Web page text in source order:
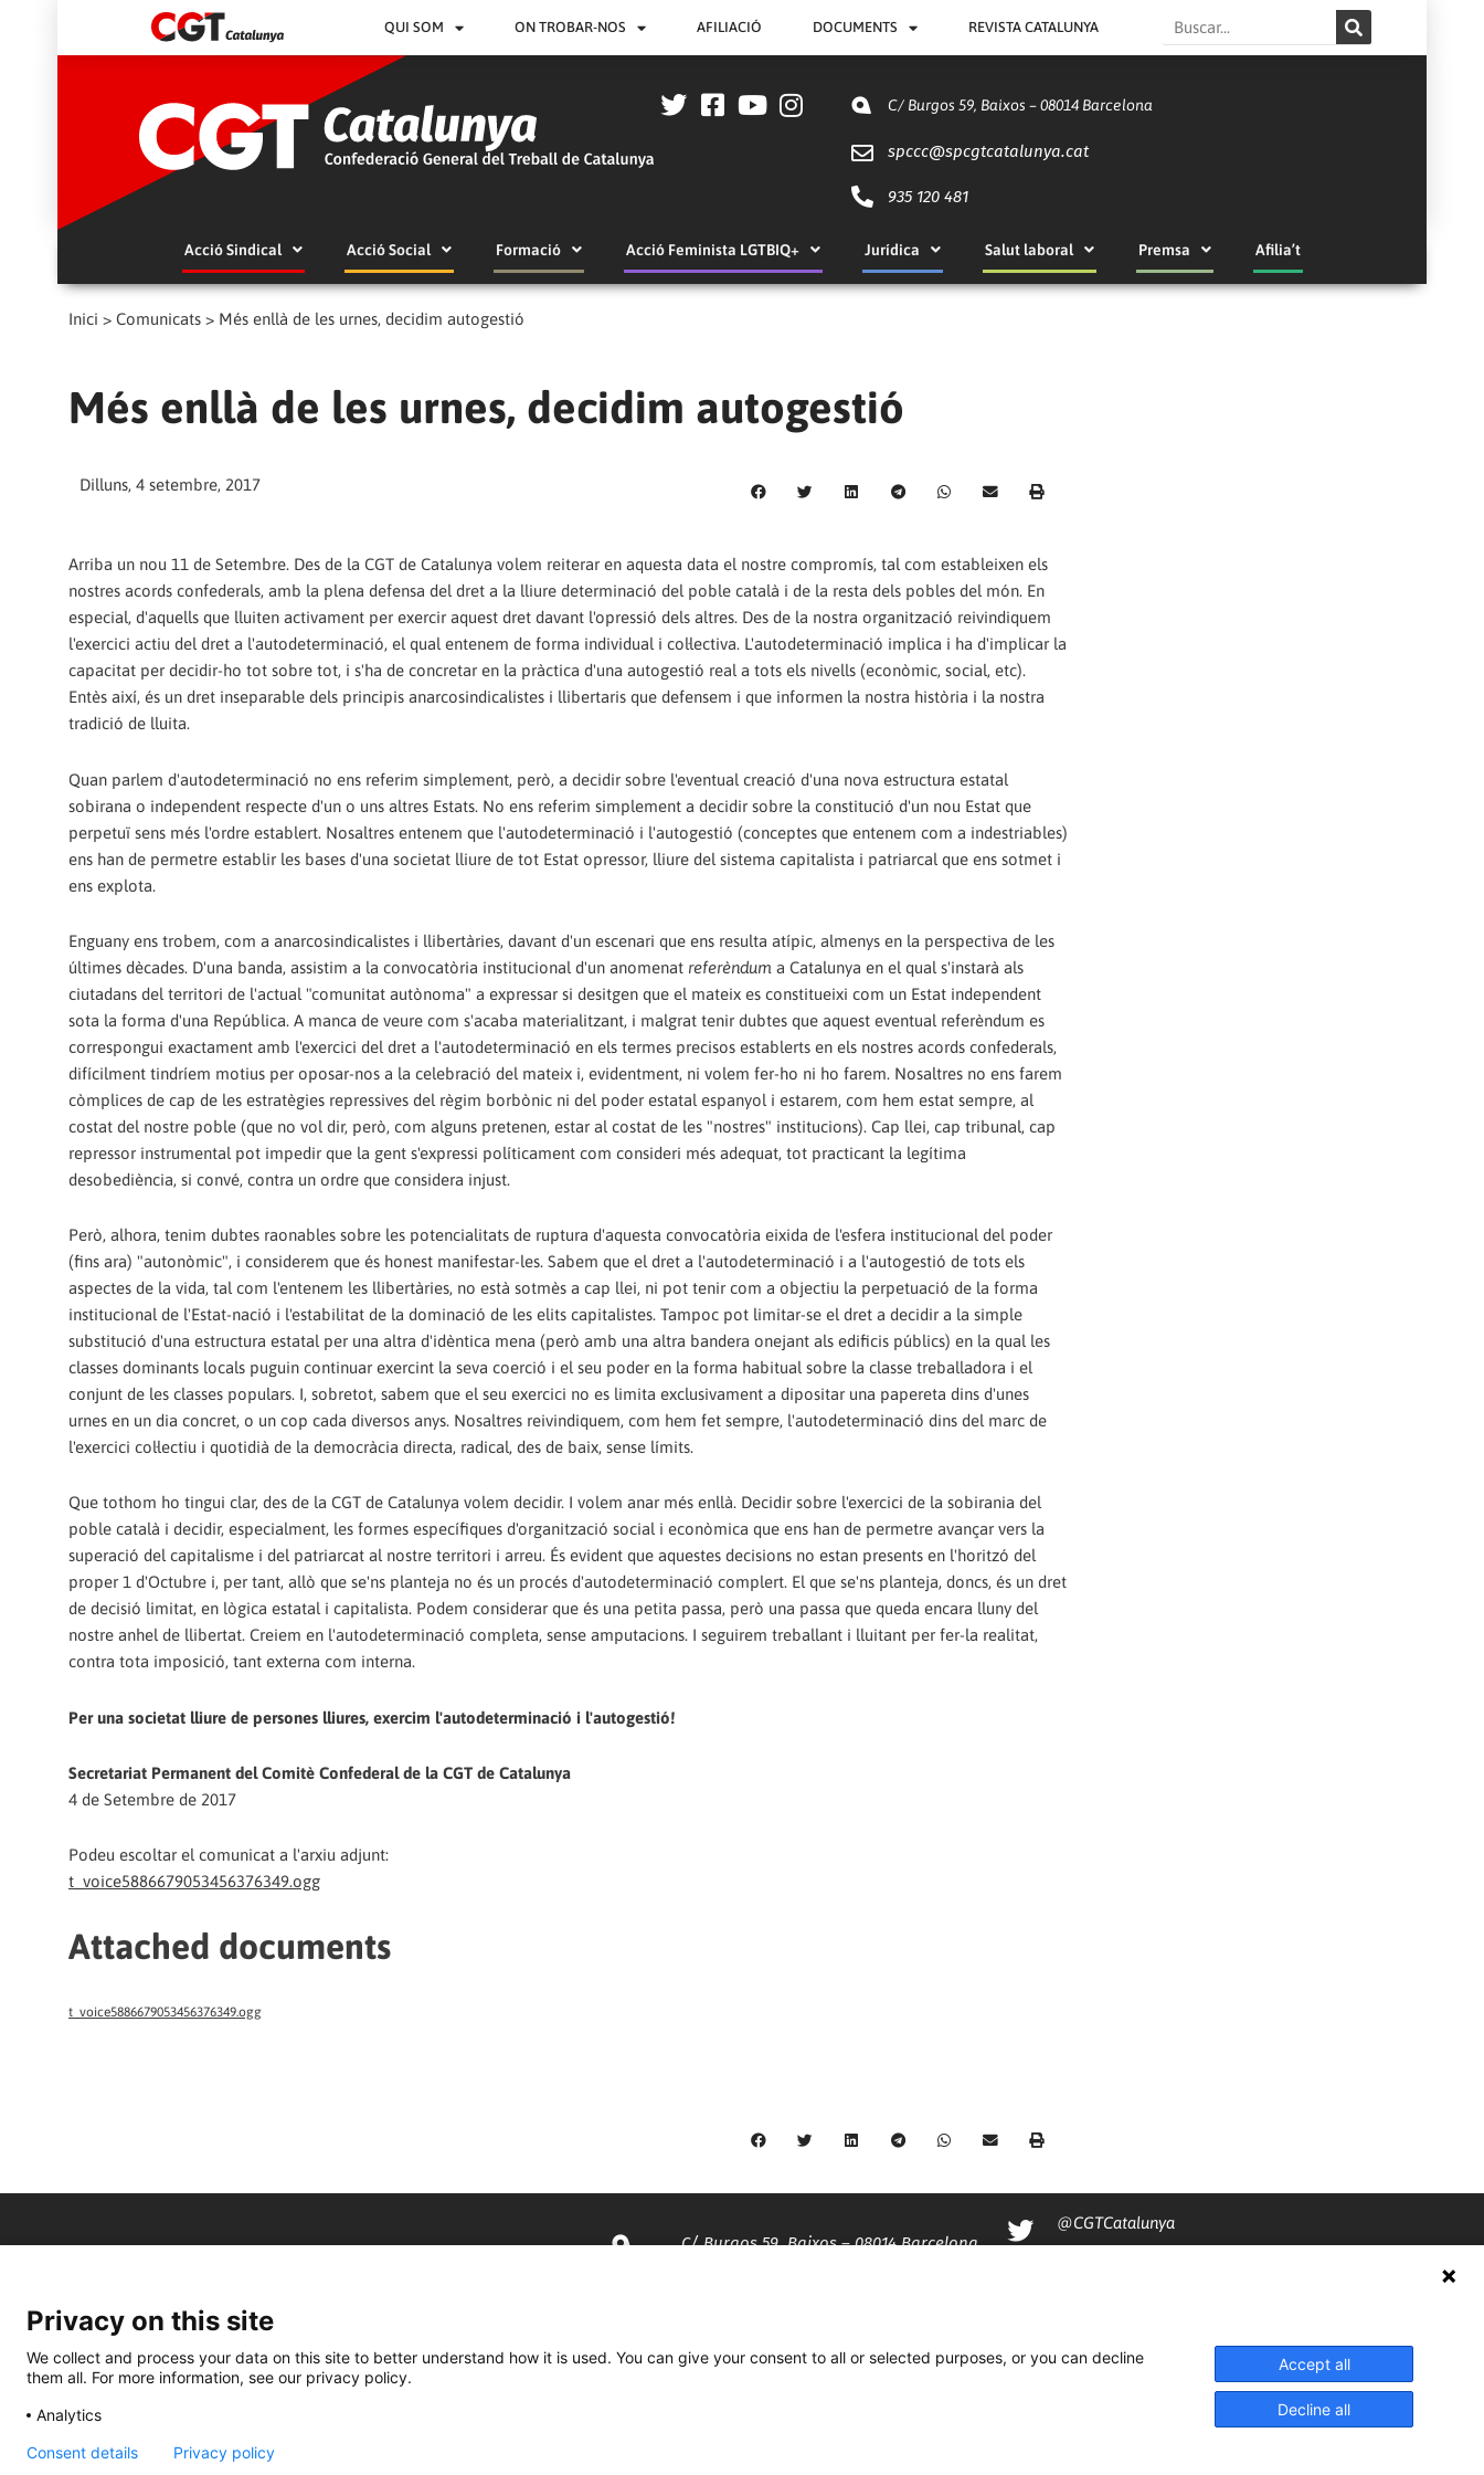
QUI SOM ON TROBAR-NOS AFILIACIÓ DOCUMENTS REVISTA CATALUNYA Search
C/ Burgos 59, Baixos – 08014 Barcelona
spccc@spcgtcatalunya.cat
935 120 481
Acció Sindical Acció Social Formació Acció Feminista LGTBIQ+ Jurídica Salut laboral Premsa Afilia’t
Inici > Comunicats > Més enllà de les urnes, decidim autogestió
Més enllà de les urnes, decidim autogestió
Dilluns, 4 setembre, 2017
Arriba un nou 11 de Setembre. Des de la CGT de Catalunya volem reiterar en aquesta data el nostre compromís, tal com estableixen els
nostres acords confederals, amb la plena defensa del dret a la lliure determinació del poble català i de la resta dels pobles del món. En
especial, d'aquells que lluiten activament per exercir aquest dret davant l'opressió dels altres. Des de la nostra organització reivindiquem
l'exercici actiu del dret a l'autodeterminació, el qual entenem de forma individual i col·lectiva. L'autodeterminació implica i ha d'implicar la
capacitat per decidir-ho tot sobre tot, i s'ha de concretar en la pràctica d'una autogestió real a tots els nivells (econòmic, social, etc).
Entès així, és un dret inseparable dels principis anarcosindicalistes i llibertaris que defensem i que informen la nostra història i la nostra
tradició de lluita.
Quan parlem d'autodeterminació no ens referim simplement, però, a decidir sobre l'eventual creació d'una nova estructura estatal
sobirana o independent respecte d'un o uns altres Estats. No ens referim simplement a decidir sobre la constitució d'un nou Estat que
perpetuï sens més l'ordre establert. Nosaltres entenem que l'autodeterminació i l'autogestió (conceptes que entenem com a indestriables)
ens han de permetre establir les bases d'una societat lliure de tot Estat opressor, lliure del sistema capitalista i patriarcal que ens sotmet i
ens explota.
Enguany ens trobem, com a anarcosindicalistes i llibertàries, davant d'un escenari que ens resulta atípic, almenys en la perspectiva de les
últimes dècades. D'una banda, assistim a la convocatòria institucional d'un anomenat referèndum a Catalunya en el qual s'instarà als
ciutadans del territori de l'actual "comunitat autònoma" a expressar si desitgen que el mateix es constitueixi com un Estat independent
sota la forma d'una República. A manca de veure com s'acaba materialitzant, i malgrat tenir dubtes que aquest eventual referèndum es
correspongui exactament amb l'exercici del dret a l'autodeterminació en els termes precisos establerts en els nostres acords confederals,
difícilment tindríem motius per oposar-nos a la celebració del mateix i, evidentment, ni volem fer-ho ni ho farem. Nosaltres no ens farem
còmplices de cap de les estratègies repressives del règim borbònic ni del poder estatal espanyol i estarem, com hem estat sempre, al
costat del nostre poble (que no vol dir, però, com alguns pretenen, estar al costat de les "nostres" institucions). Cap llei, cap tribunal, cap
repressor instrumental pot impedir que la gent s'expressi políticament com consideri més adequat, tot practicant la legítima
desobediència, si convé, contra un ordre que considera injust.
Però, alhora, tenim dubtes raonables sobre les potencialitats de ruptura d'aquesta convocatòria eixida de l'esfera institucional del poder
(fins ara) "autonòmic", i considerem que és honest manifestar-les. Sabem que el dret a l'autodeterminació i a l'autogestió de tots els
aspectes de la vida, tal com l'entenem les llibertàries, no està sotmès a cap llei, ni pot tenir com a objectiu la perpetuació de la forma
institucional de l'Estat-nació i l'estabilitat de la dominació de les elits capitalistes. Tampoc pot limitar-se el dret a decidir a la simple
substitució d'una estructura estatal per una altra d'idèntica mena (però amb una altra bandera onejant als edificis públics) en la qual les
classes dominants locals puguin continuar exercint la seva coerció i el seu poder en la forma habitual sobre la classe treballadora i el
conjunt de les classes populars. I, sobretot, sabem que el seu exercici no es limita exclusivament a dipositar una papereta dins d'unes
urnes en un dia concret, o un cop cada diversos anys. Nosaltres reivindiquem, com hem fet sempre, l'autodeterminació dins del marc de
l'exercici col·lectiu i quotidià de la democràcia directa, radical, des de baix, sense límits.
Que tothom ho tingui clar, des de la CGT de Catalunya volem decidir. I volem anar més enllà. Decidir sobre l'exercici de la sobirania del
poble català i decidir, especialment, les formes específiques d'organització social i econòmica que ens han de permetre avançar vers la
superació del capitalisme i del patriarcat al nostre territori i arreu. És evident que aquestes decisions no estan presents en l'horitzó del
proper 1 d'Octubre i, per tant, allò que se'ns planteja no és un procés d'autodeterminació complert. El que se'ns planteja, doncs, és un dret
de decisió limitat, en lògica estatal i capitalista. Podem considerar que és una petita passa, però una passa que queda encara lluny del
nostre anhel de llibertat. Creiem en l'autodeterminació completa, sense amputacions. I seguirem treballant i lluitant per fer-la realitat,
contra tota imposició, tant externa com interna.
Per una societat lliure de persones lliures, exercim l'autodeterminació i l'autogestió!
Secretariat Permanent del Comitè Confederal de la CGT de Catalunya
4 de Setembre de 2017
Podeu escoltar el comunicat a l'arxiu adjunt:
t_voice5886679053456376349.ogg
Attached documents
t_voice5886679053456376349.ogg
C/ Burgos 59, Baixos – 08014 Barcelona
@CGTCatalunya
Privacy on this site
We collect and process your data on this site to better understand how it is used. You can give your consent to all or selected purposes, or you can decline
them all. For more information, see our privacy policy.
Analytics
Accept all
Decline all
Consent details Privacy policy